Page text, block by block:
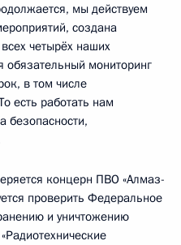
мы действуем
создана
четырёх наших
мониторинг
в том числе
есть работать нам
безопасности,
концерн ПВО «Алмаз-
проверить Федеральное
и уничтожению